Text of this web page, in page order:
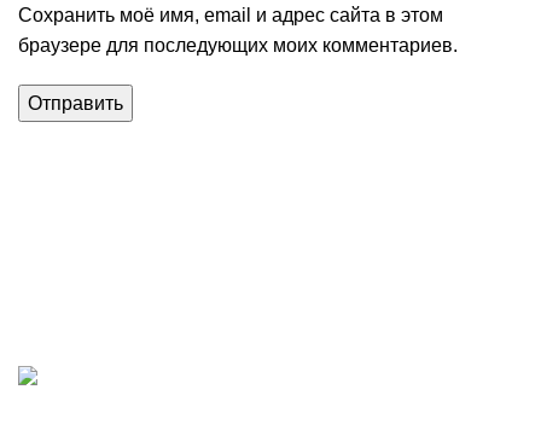
Сохранить моё имя, email и адрес сайта в этом
браузере для последующих моих комментариев.